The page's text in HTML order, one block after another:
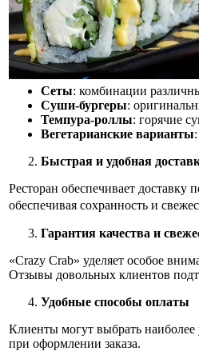
Сеты: комбинации
Суши-бургеры:
Темпура-роллы: горячие
Вегетарианские варианты
Быстрая и удобная
Ресторан обеспечивает доставку
обеспечивая сохранность и
Гарантия качества и
«Crazy Crab» уделяет особое
Отзывы довольных клиентов
Удобные способы оплаты
Клиенты могут выбрать
при оформлении заказа.